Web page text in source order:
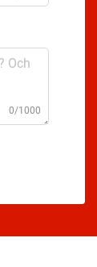
0/1000